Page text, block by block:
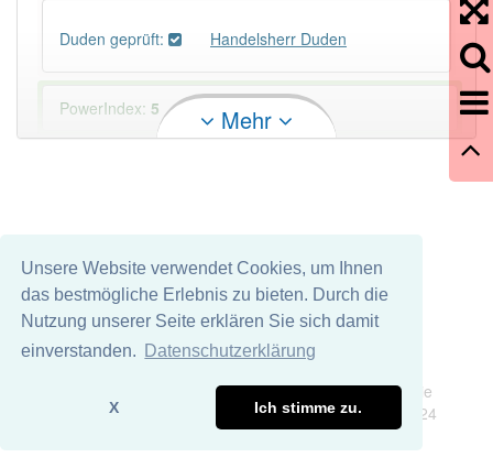
Unsere Website verwendet Cookies, um Ihnen
das bestmögliche Erlebnis zu bieten. Durch die
Nutzung unserer Seite erklären Sie sich damit
einverstanden.
Datenschutzerklärung
X Ich stimme zu.
Duden geprüft: Handelsherr Duden
PowerIndex: 5
Wörter mit Endung -handelsherr
aber mit einem
anderen Artikelder: 0
Das Wort wird häufig verwendet im Bereich
Mehr
Wir übernehmen keine Garantie und keine Haftung für die
Richtigkeit und Vollständigkeit dieser Seite. DDDEasy 2024